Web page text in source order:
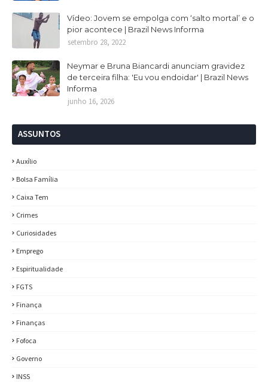
Vídeo: Jovem se empolga com ‘salto mortal’ e o
pior acontece | Brazil News Informa
setembro 28, 2022
Neymar e Bruna Biancardi anunciam gravidez
de terceira filha: 'Eu vou endoidar' | Brazil News
Informa
junho 16, 2026
ASSUNTOS
Auxílio
Bolsa Família
Caixa Tem
Crimes
Curiosidades
Emprego
Espiritualidade
FGTS
Finança
Finanças
Fofoca
Governo
INSS